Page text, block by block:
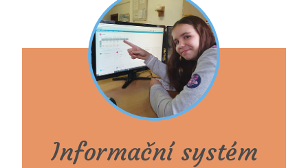
Informační systém